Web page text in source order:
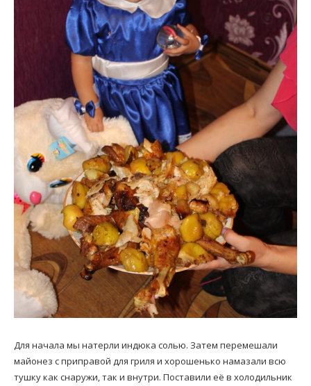
Для начала мы натерли индюка солью. Затем перемешали
майонез с приправой для гриля и хорошенько намазали всю
тушку как снаружи, так и внутри. Поставили её в холодильник